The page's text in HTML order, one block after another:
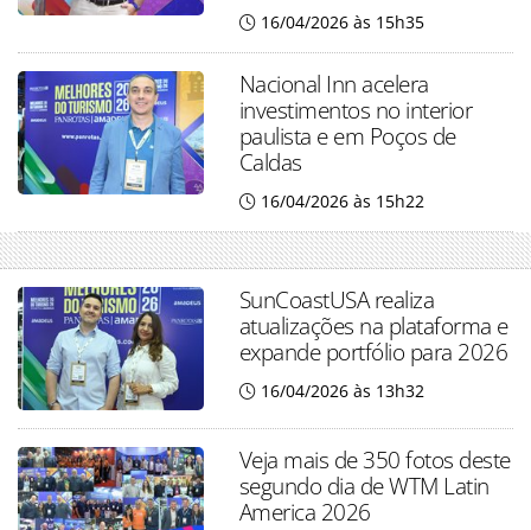
16/04/2026 às 15h35
Nacional Inn acelera
investimentos no interior
paulista e em Poços de
Caldas
16/04/2026 às 15h22
SunCoastUSA realiza
atualizações na plataforma e
expande portfólio para 2026
16/04/2026 às 13h32
Veja mais de 350 fotos deste
segundo dia de WTM Latin
America 2026